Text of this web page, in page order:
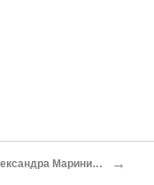
Александра Маринина: Игра на чужом поле →